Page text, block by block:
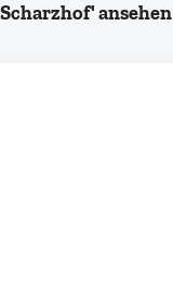
Scharzhof' ansehen